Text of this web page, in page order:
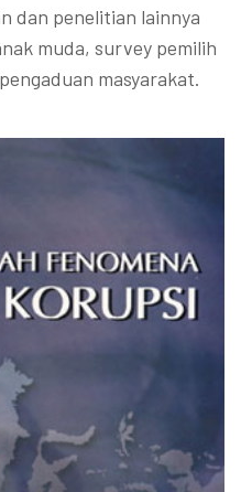
dan penelitian lainnya
muda, survey pemilih
masyarakat.